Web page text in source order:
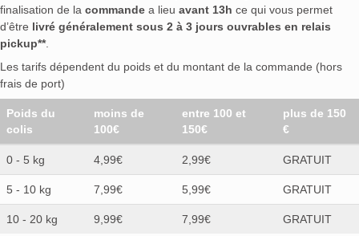
finalisation de la commande a lieu avant 13h ce qui vous permet
d’être livré généralement sous 2 à 3 jours ouvrables en relais
pickup**.
Les tarifs dépendent du poids et du montant de la commande (hors
frais de port)
Poids du
colis
moins de
100€
entre 100 et
150€
plus de 150
€
0 - 5 kg 4,99€ 2,99€ GRATUIT
5 - 10 kg 7,99€ 5,99€ GRATUIT
10 - 20 kg 9,99€ 7,99€ GRATUIT